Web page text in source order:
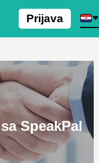
Prijava
SpeakPal